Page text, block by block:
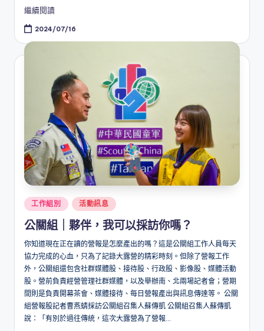
繼續閱讀
2024/07/16
Posted
工作組別 活動訊息
公關組｜夥伴，我可以採訪你嗎？
你知道現在正在讀的營報是怎麼產出的嗎？這是公關組工作人員每天
協力完成的心血，只為了記錄大露營的精彩時刻。但除了營報工作
外，公關組還包含社群媒體股、接待股、行政股、影像股、媒體活動
股。營前負責經營管理社群媒體，以及舉辦南、北兩場記者會；營期
間則是負責開幕茶會、媒體接待、每日營報產出與訊息傳達等。 公關
組營報股記者曹燕蜻採訪公關組召集人蘇傳凱 公關組召集人蘇傳凱
說：「有別於過往傳統，這次大露營為了營報...